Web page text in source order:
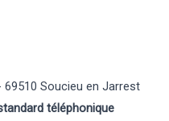
69510 Soucieu en Jarrest
téléphonique